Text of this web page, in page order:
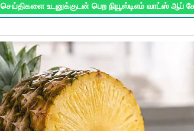
செய்திகளை உடனுக்குடன் பெற நியூஸ்டிஎம் வாட்ஸ் ஆப்